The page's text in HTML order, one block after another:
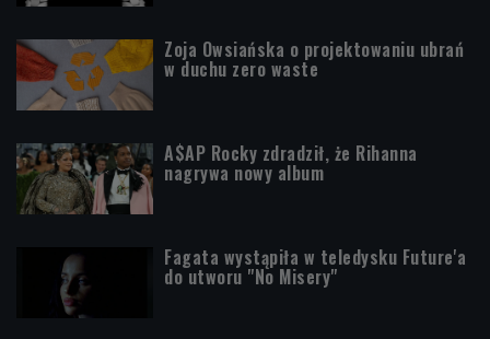
Zoja Owsiańska o projektowaniu ubrań
w duchu zero waste
A$AP Rocky zdradził, że Rihanna
nagrywa nowy album
Fagata wystąpiła w teledysku Future'a
do utworu "No Misery"